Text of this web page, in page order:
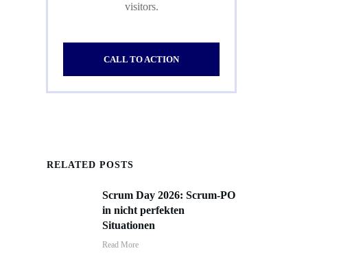
visitors.
CALL TO ACTION
RELATED POSTS
Scrum Day 2026: Scrum-PO
in nicht perfekten
Situationen
​Read More